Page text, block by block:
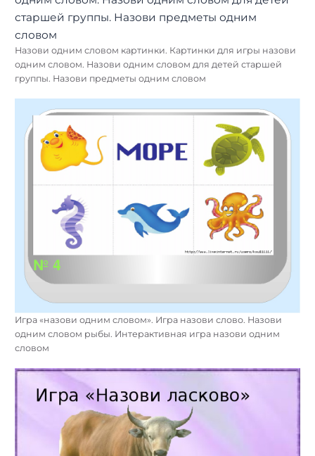
Назови одним словом картинки. Картинки для игры назови
одним словом. Назови одним словом для детей старшей
группы. Назови предметы одним словом
Игра «назови одним словом». Игра назови слово. Назови
одним словом рыбы. Интерактивная игра назови одним
словом